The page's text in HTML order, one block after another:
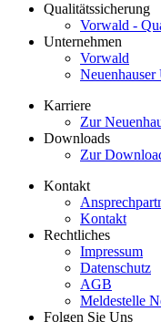
Qualitätssicherung
Vorwald -
Unternehmen
Vorwald
Neuenhauser
Karriere
Zur
Downloads
Zur
Kontakt
Kontakt
Rechtliches
Impressum
Datenschutz
AGB
Meldestelle
Folgen Sie Uns